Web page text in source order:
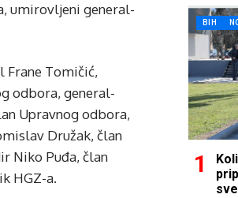
umirovljeni general-
Frane Tomičić,
odbora, general-
Upravnog odbora,
Družak, član
Niko Puđa, član
HGZ-a.
BIH